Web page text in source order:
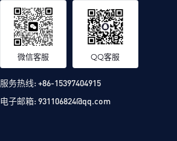
微信客服 QQ客服
服务热线:+86-15397404915
电子邮箱:931106824@qq.com